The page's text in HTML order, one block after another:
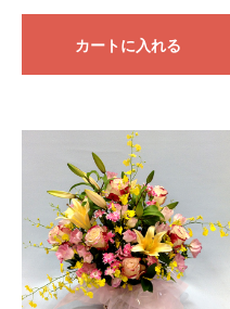
カートに入れる